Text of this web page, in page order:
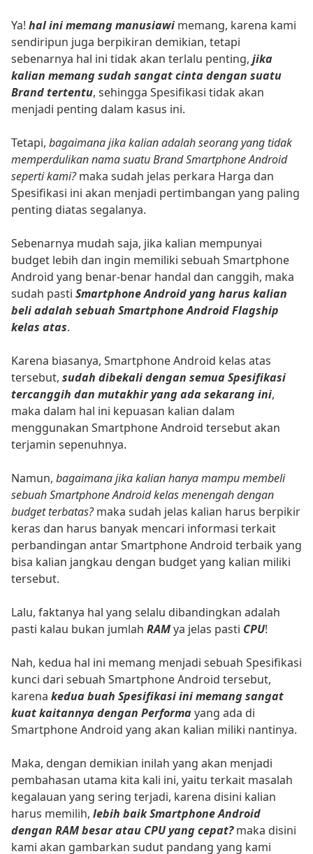
Ya! hal ini memang manusiawi memang, karena kami
sendiripun juga berpikiran demikian, tetapi
sebenarnya hal ini tidak akan terlalu penting, jika
kalian memang sudah sangat cinta dengan suatu
Brand tertentu, sehingga Spesifikasi tidak akan
menjadi penting dalam kasus ini.
Tetapi, bagaimana jika kalian adalah seorang yang tidak
memperdulikan nama suatu Brand Smartphone Android
seperti kami?maka sudah jelas perkara Harga dan
Spesifikasi ini akan menjadi pertimbangan yang paling
penting diatas segalanya.
Sebenarnya mudah saja, jika kalian mempunyai
budget lebih dan ingin memiliki sebuah Smartphone
Android yang benar-benar handal dan canggih, maka
sudah pasti Smartphone Android yang harus kalian
beli adalah sebuah Smartphone Android Flagship
kelas atas.
Karena biasanya, Smartphone Android kelas atas
tersebut, sudah dibekali dengan semua Spesifikasi
tercanggih dan mutakhir yang ada sekarang ini,
maka dalam hal ini kepuasan kalian dalam
menggunakan Smartphone Android tersebut akan
terjamin sepenuhnya.
Namun, bagaimana jika kalian hanya mampu membeli
sebuah Smartphone Android kelas menengah dengan
budget terbatas?maka sudah jelas kalian harus berpikir
keras dan harus banyak mencari informasi terkait
perbandingan antar Smartphone Android terbaik yang
bisa kalian jangkau dengan budget yang kalian miliki
tersebut.
Lalu, faktanya hal yang selalu dibandingkan adalah
pasti kalau bukan jumlah RAMya jelas pasti CPU!
Nah, kedua hal ini memang menjadi sebuah Spesifikasi
kunci dari sebuah Smartphone Android tersebut,
karena kedua buah Spesifikasi ini memang sangat
kuat kaitannya dengan Performayang ada di
Smartphone Android yang akan kalian miliki nantinya.
Maka, dengan demikian inilah yang akan menjadi
pembahasan utama kita kali ini, yaitu terkait masalah
kegalauan yang sering terjadi, karena disini kalian
harus memilih, lebih baik Smartphone Android
dengan RAM besar atau CPU yang cepat?maka disini
kami akan gambarkan sudut pandang yang kami